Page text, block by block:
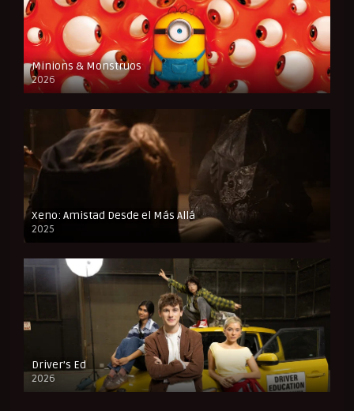
Minions & Monstruos
2026
CAM
Xeno: Amistad Desde el Más Allá
2025
FULL HD
Driver’s Ed
2026
FULL HD